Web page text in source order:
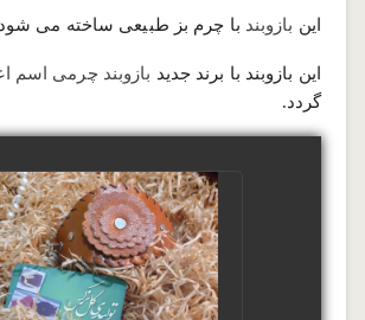
این بازوبند با چرم بز طبیعی ساخته می‌
این بازوبند با برند جدید بازوبند چرمی اسم
گردد.